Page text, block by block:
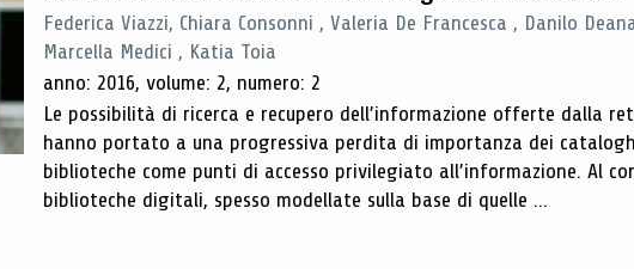
Federica Viazzi, Chiara Consonni , Valeria De Francesca , Danilo
Marcella Medici , Katia Toia
anno: 2016, volume: 2, numero: 2
Le possibilità di ricerca e recupero dell’informazione offerte dalla
hanno portato a una progressiva perdita di importanza dei
biblioteche come punti di accesso privilegiato all’informazione. Al
biblioteche digitali, spesso modellate sulla base di quelle ...